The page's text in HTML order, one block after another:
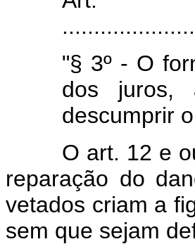
"§ 3º - O
dos juros,
descumprir
O art. 12 e
reparação do
vetados criam a
sem que sejam